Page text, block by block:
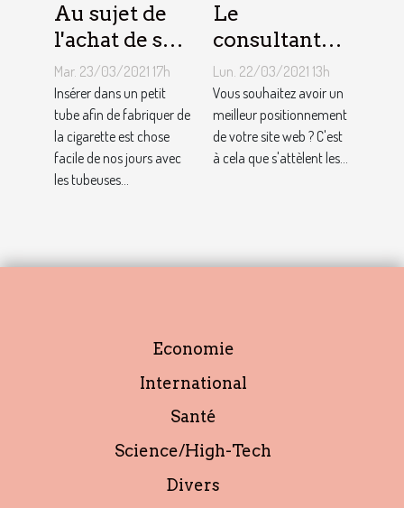
Au sujet de
l'achat de sa
propre
machine à
tuber : où
s’en procurer
et pourquoi ?
Mar. 23/03/2021 17h
Insérer dans un petit
tube afin de fabriquer de
la cigarette est chose
facile de nos jours avec
les tubeuses...
Le
consultant
SEO : que
faut-il savoir
?
Lun. 22/03/2021 13h
Vous souhaitez avoir un
meilleur positionnement
de votre site web ? C'est
à cela que s'attèlent les...
Economie
International
Santé
Science/High-Tech
Divers